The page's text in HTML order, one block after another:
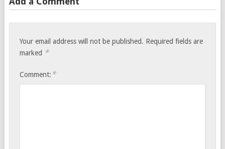
Your email address will not be published. Required fields are
marked *
Comment: *